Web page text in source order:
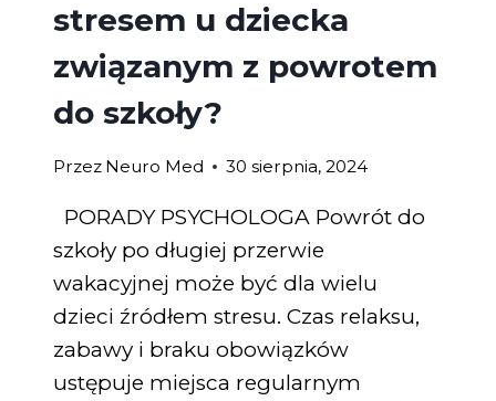
stresem u dziecka
związanym z powrotem
do szkoły?
Przez Neuro Med 30 sierpnia, 2024
PORADY PSYCHOLOGA Powrót do
szkoły po długiej przerwie
wakacyjnej może być dla wielu
dzieci źródłem stresu. Czas relaksu,
zabawy i braku obowiązków
ustępuje miejsca regularnym